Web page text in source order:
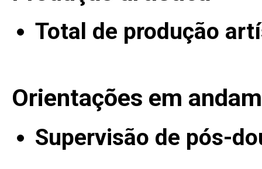
Total de produção
Orientações em
Supervisão de pós-